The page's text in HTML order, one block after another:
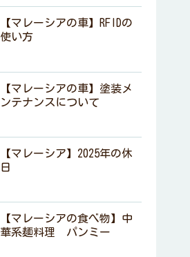
【マレーシアの車】RFIDの
使い方
【マレーシアの車】塗装メ
ンテナンスについて
【マレーシア】2025年の休
日
【マレーシアの食べ物】中
華系麺料理 パンミー